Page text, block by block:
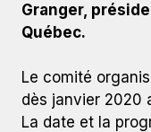
Granger,
Québec.
Le comité
dès janvier 2020
La date et la